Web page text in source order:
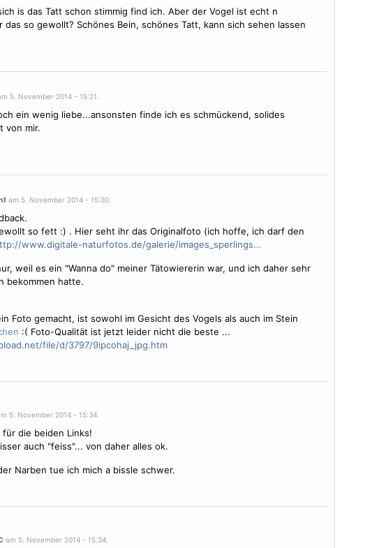
is das Tatt schon stimmig find ich. Aber der Vogel ist echt n
das so gewollt? Schönes Bein, schönes Tatt, kann sich sehen lassen
5. November 2014 - 15:21.
ein wenig liebe...ansonsten finde ich es schmückend, solides
von mir.
am 5. November 2014 - 15:30.
so fett :) . Hier seht ihr das Originalfoto (ich hoffe, ich darf den
www.digitale-naturfotos.de/galerie/images_sperlings...
weil es ein "Wanna do" meiner Tätowiererin war, und ich daher sehr
bekommen hatte.
Foto gemacht, ist sowohl im Gesicht des Vogels als auch im Stein
:( Foto-Qualität ist jetzt leider nicht die beste ...
file/d/3797/9ipcohaj_jpg.htm
5. November 2014 - 15:34.
die beiden Links!
isser auch "feiss"... von daher alles ok.
Narben tue ich mich a bissle schwer.
am 5. November 2014 - 15:34.